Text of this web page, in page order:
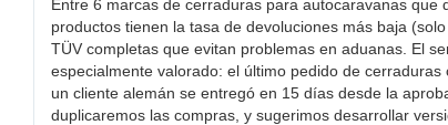
Entre 6 marcas de cerraduras para autocaravanas que
productos tienen la tasa de devoluciones más baja
TÜV completas que evitan problemas en aduanas. ​El
especialmente valorado: el último pedido de
un cliente alemán se entregó en 15 días desde la
duplicaremos las compras, y sugerimos desarrollar